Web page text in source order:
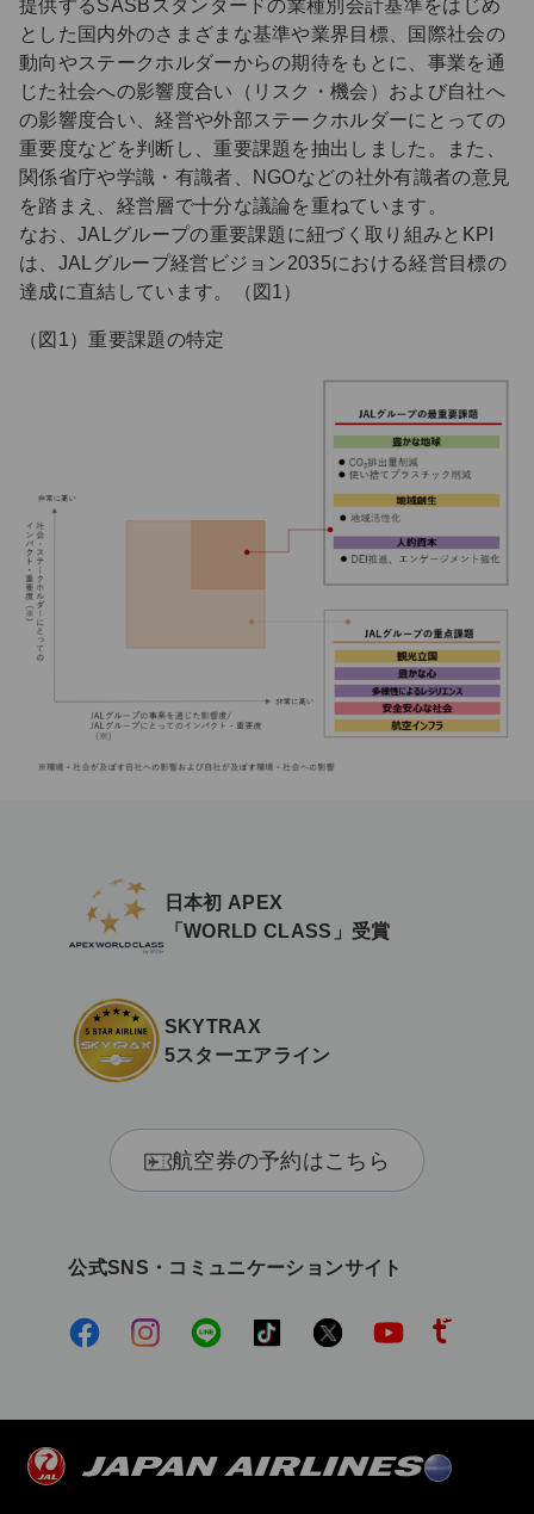
提供するSASBスタンダードの業種別会計基準をはじめ
とした国内外のさまざまな基準や業界目標、国際社会の
動向やステークホルダーからの期待をもとに、事業を通
じた社会への影響度合い（リスク・機会）および自社へ
の影響度合い、経営や外部ステークホルダーにとっての
重要度などを判断し、重要課題を抽出しました。また、
関係省庁や学識・有識者、NGOなどの社外有識者の意見
を踏まえ、経営層で十分な議論を重ねています。
なお、JALグループの重要課題に紐づく取り組みとKPI
は、JALグループ経営ビジョン2035における経営目標の
達成に直結しています。（図1）
（図1）重要課題の特定
日本初 APEX
「WORLD CLASS」受賞
SKYTRAX
5スターエアライン
航空券の予約はこちら
公式SNS・コミュニケーションサイト